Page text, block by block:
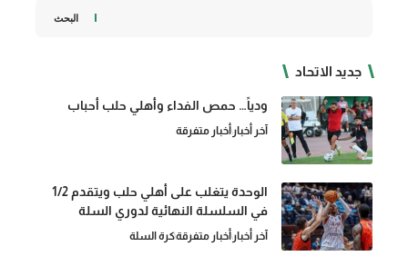
البحث
جديد الاتحاد
ودياً… حمص الفداء وأهلي حلب أحباب
آخر أخبارأخبار متفرقة
الوحدة يتغلب على أهلي حلب ويتقدم 1/2
في السلسلة النهائية لدوري السلة
آخر أخبارأخبار متفرقةكرة السلة